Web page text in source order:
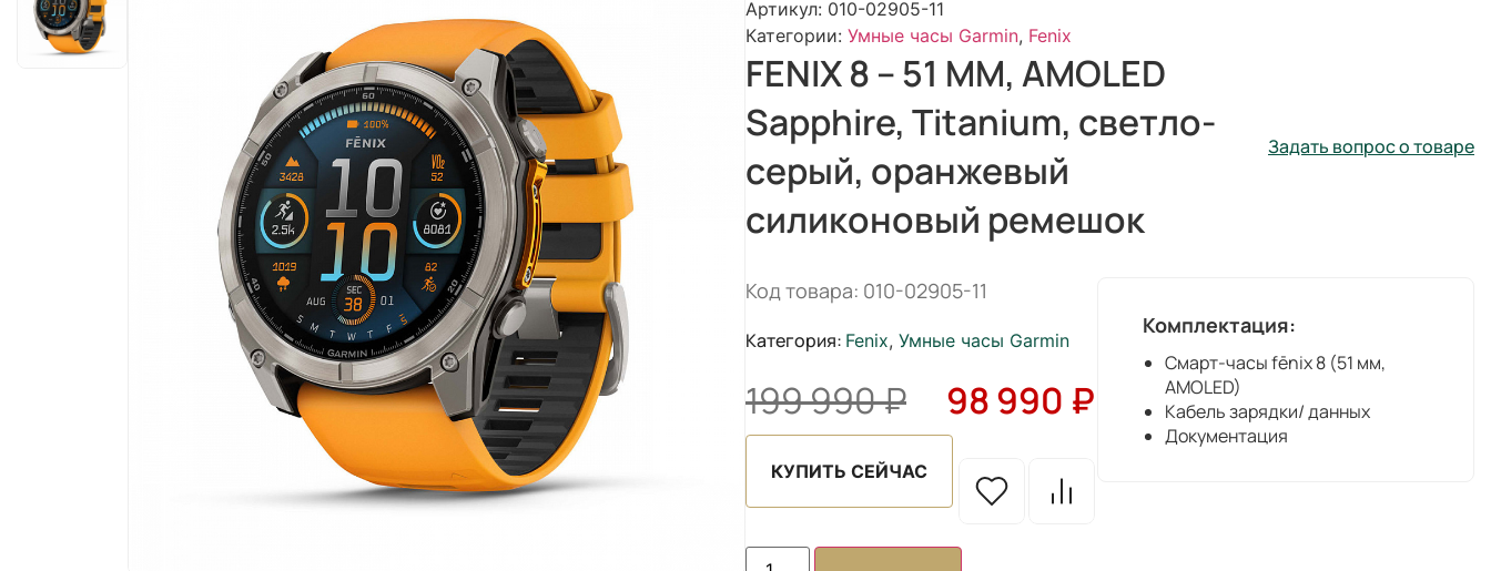
Артикул: 010-02905-11
Категории: Умные часы Garmin, Fenix
FENIX 8 – 51 ММ, AMOLED
Sapphire, Titanium, светло-
серый, оранжевый
силиконовый ремешок
Задать вопрос о товаре
Код товара: 010-02905-11
Категория: Fenix, Умные часы Garmin
199 990₽ 98 990 ₽
КУПИТЬ СЕЙЧАС
Комплектация:
Смарт-часы fēnix 8 (51 мм,
AMOLED)
Кабель зарядки/ данных
Документация